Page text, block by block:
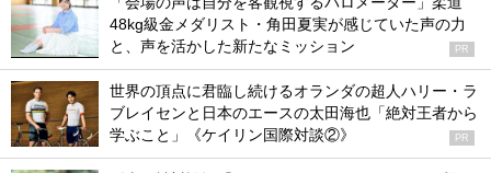
48kg級金メダリスト・角田夏実が感じていた声の力
と、声を活かした新たなミッション
PR
世界の頂点に君臨し続けるオランダの超人ハリー・ラ
ブレイセンと日本のエースの太田海也「絶対王者から
学ぶこと」《ケイリン国際対談②》
PR